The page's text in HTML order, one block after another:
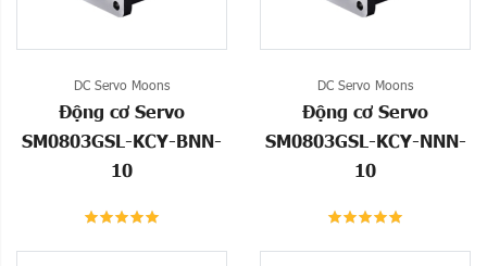
DC Servo Moons
Động cơ Servo
SM0803GSL-KCY-BNN-
10
DC Servo Moons
Động cơ Servo
SM0803GSL-KCY-NNN-
10